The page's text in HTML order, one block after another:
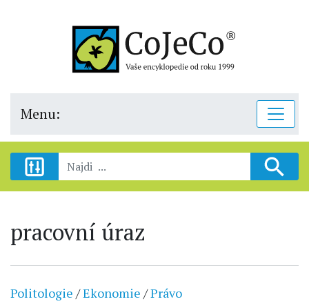
Menu:
pracovní úraz
Politologie /Ekonomie /Právo